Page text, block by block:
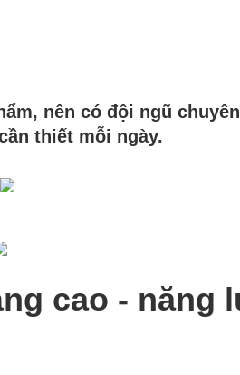
nên có đội ngũ
thiết mỗi ngày.
cao - năng